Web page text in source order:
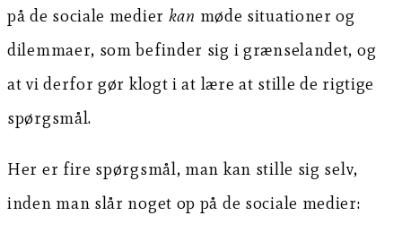
på de sociale medier kan møde situationer og
dilemmaer, som befinder sig i grænselandet, og
at vi derfor gør klogt i at lære at stille de rigtige
spørgsmål.
Her er fire spørgsmål, man kan stille sig selv,
inden man slår noget op på de sociale medier: